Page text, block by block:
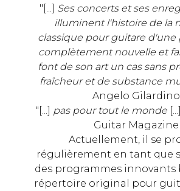
"[...] Ses concerts et ses
illuminent l'histoire de la
classique pour guitare d'une
complètement nouvelle et
font de son art un cas sans
fraîcheur et de substance
Angelo Gilardino
"[...] pas pour tout le monde
Guitar Magazine
Actuellement, il se
régulièrement en tant que
des programmes innovants
répertoire original pour